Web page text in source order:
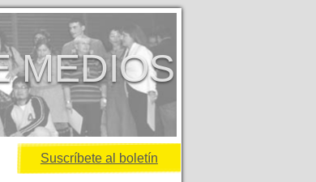
MEDIOS
Suscríbete al boletín